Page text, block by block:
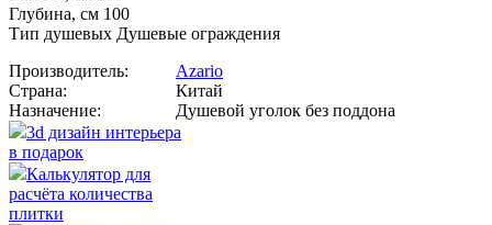
Глубина, см 100
Тип душевых Душевые ограждения
Производитель:
Azario
Страна:
Китай
Назначение:
Душевой уголок без поддона
3d дизайн интерьера
в подарок
Калькулятор для
расчёта количества
плитки